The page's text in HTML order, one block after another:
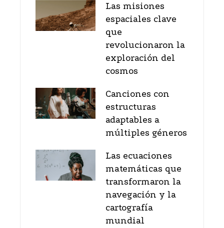
Las misiones
espaciales clave
que
revolucionaron la
exploración del
cosmos
Canciones con
estructuras
adaptables a
múltiples géneros
Las ecuaciones
matemáticas que
transformaron la
navegación y la
cartografía
mundial